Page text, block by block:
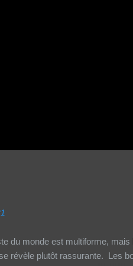
du monde est multiforme, mais
révèle plutôt rassurante. Les